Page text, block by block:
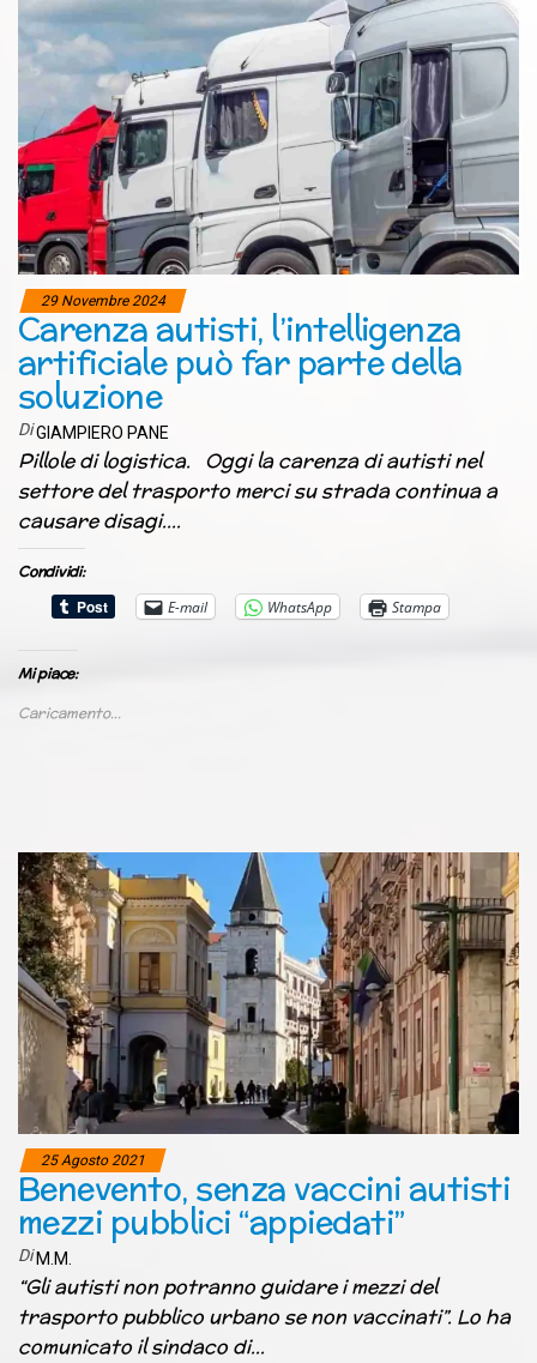
29 Novembre 2024
Carenza autisti, l’intelligenza
artificiale può far parte della
soluzione
DiGIAMPIERO PANE
Pillole di logistica. Oggi la carenza di autisti nel
settore del trasporto merci su strada continua a
causare disagi.…
Condividi:
E-mail
WhatsApp Stampa
Mi piace:
Caricamento...
25 Agosto 2021
Benevento, senza vaccini autisti
mezzi pubblici “appiedati”
Di M.M.
“Gli autisti non potranno guidare i mezzi del
trasporto pubblico urbano se non vaccinati”. Lo ha
comunicato il sindaco di…